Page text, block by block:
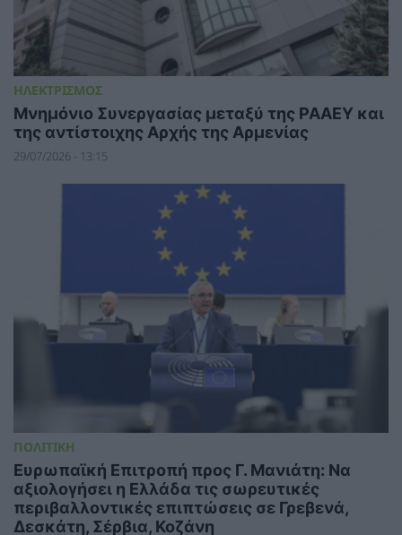
ΗΛΕΚΤΡΙΣΜΟΣ
Μνημόνιο Συνεργασίας μεταξύ της ΡΑΑΕΥ και
της αντίστοιχης Αρχής της Αρμενίας
29/07/2026 - 13:15
ΠΟΛΙΤΙΚΗ
Ευρωπαϊκή Επιτροπή προς Γ. Μανιάτη: Να
αξιολογήσει η Ελλάδα τις σωρευτικές
περιβαλλοντικές επιπτώσεις σε Γρεβενά,
Δεσκάτη, Σέρβια, Κοζάνη